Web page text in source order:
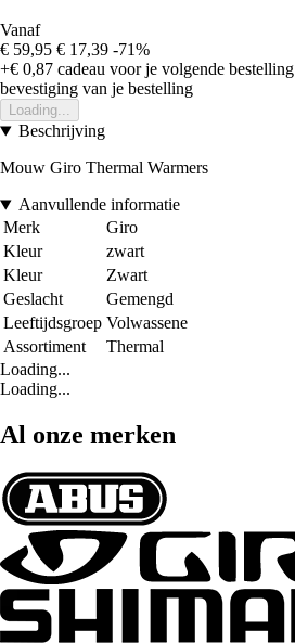
Vanaf
€ 59,95 € 17,39 -71%
+€ 0,87 cadeau voor je volgende bestelling
bevestiging van je bestelling
Loading...
Beschrijving
Mouw Giro Thermal Warmers
Aanvullende informatie
Merk
Giro
Kleur
zwart
Kleur
Zwart
Geslacht
Gemengd
Leeftijdsgroep Volwassene
Assortiment
Thermal
Loading...
Loading...
Al onze merken